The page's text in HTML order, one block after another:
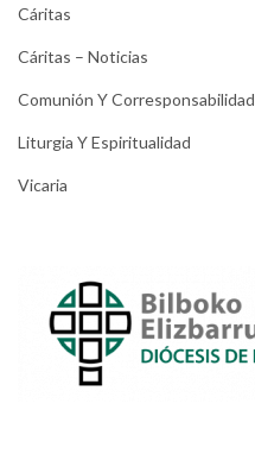
Cáritas
Cáritas – Noticias
Comunión Y Corresponsabilidad
Liturgia Y Espiritualidad
Vicaria